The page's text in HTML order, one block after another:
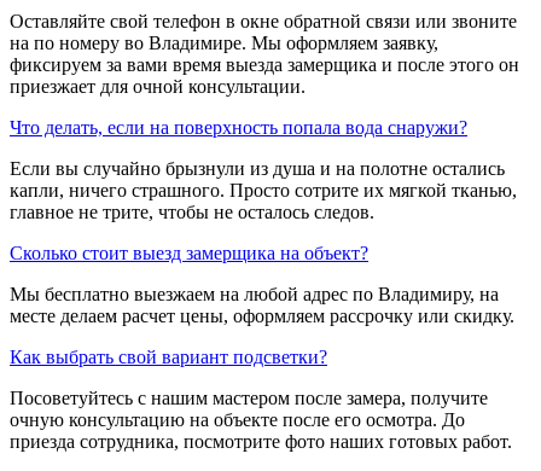
Оставляйте свой телефон в окне обратной связи или звоните
на по номеру во Владимире. Мы оформляем заявку,
фиксируем за вами время выезда замерщика и после этого он
приезжает для очной консультации.
​Что делать, если на поверхность попала вода снаружи?
Если вы случайно брызнули из душа и на полотне остались
капли, ничего страшного. Просто сотрите их мягкой тканью,
главное не трите, чтобы не осталось следов.
​Сколько стоит выезд замерщика на объект?
Мы бесплатно выезжаем на любой адрес по Владимиру, на
месте делаем расчет цены, оформляем рассрочку или скидку.
​Как выбрать свой вариант подсветки?
Посоветуйтесь с нашим мастером после замера, получите
очную консультацию на объекте после его осмотра. До
приезда сотрудника, посмотрите фото наших готовых работ.